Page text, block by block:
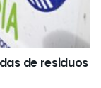
de residuos